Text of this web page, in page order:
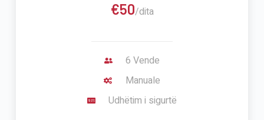
€50/dita
6 Vende
Manuale
Udhëtim i sigurtë